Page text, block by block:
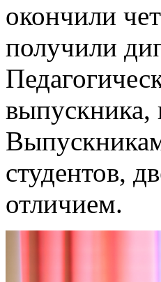
окончили
получили
студентов,
отличием.